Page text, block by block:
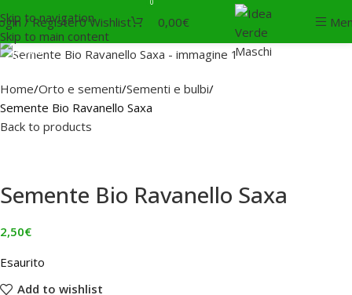
Skip to navigation
Skip to main content
/ Register0Wishlist 0,00€
SOLD
OUT
Home Orto e sementi Sementi e bulbi
Semente Bio Ravanello Saxa
Back to products
Semente Bio Ravanello Saxa
2,50€
Esaurito
Add to wishlist